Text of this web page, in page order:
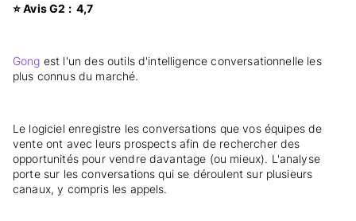
⭐ Avis G2 : 4,7
Gong est l'un des outils d'intelligence conversationnelle les
plus connus du marché.
Le logiciel enregistre les conversations que vos équipes de
vente ont avec leurs prospects afin de rechercher des
opportunités pour vendre davantage (ou mieux). L'analyse
porte sur les conversations qui se déroulent sur plusieurs
canaux, y compris les appels.